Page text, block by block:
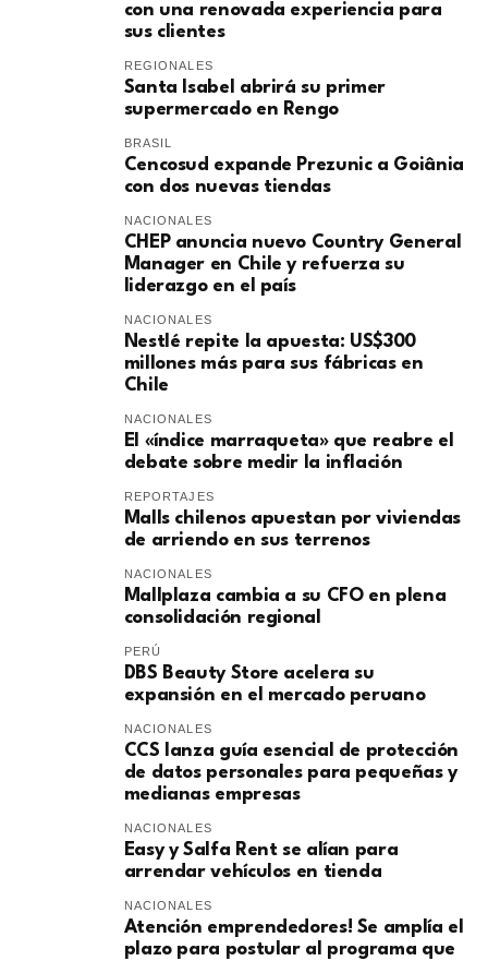
con una renovada experiencia para
sus clientes
REGIONALES
Santa Isabel abrirá su primer
supermercado en Rengo
BRASIL
Cencosud expande Prezunic a Goiânia
con dos nuevas tiendas
NACIONALES
CHEP anuncia nuevo Country General
Manager en Chile y refuerza su
liderazgo en el país
NACIONALES
Nestlé repite la apuesta: US$300
millones más para sus fábricas en
Chile
NACIONALES
El «índice marraqueta» que reabre el
debate sobre medir la inflación
REPORTAJES
Malls chilenos apuestan por viviendas
de arriendo en sus terrenos
NACIONALES
Mallplaza cambia a su CFO en plena
consolidación regional
PERÚ
DBS Beauty Store acelera su
expansión en el mercado peruano
NACIONALES
CCS lanza guía esencial de protección
de datos personales para pequeñas y
medianas empresas
NACIONALES
Easy y Salfa Rent se alían para
arrendar vehículos en tienda
NACIONALES
Atención emprendedores! Se amplía el
plazo para postular al programa que